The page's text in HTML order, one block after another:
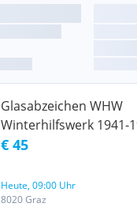
Glasabzeichen WHW
Winterhilfswerk 1941-
€ 45
Heute, 09:00 Uhr
8020 Graz